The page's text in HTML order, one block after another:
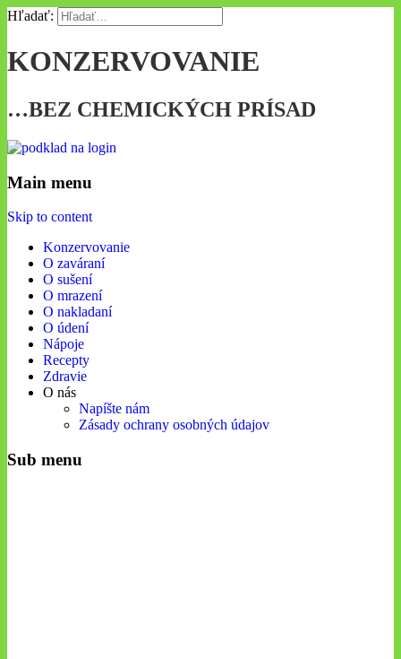
Hľadať:
KONZERVOVANIE
…BEZ CHEMICKÝCH PRÍSAD
Main menu
Skip to content
Konzervovanie
O zaváraní
O sušení
O mrazení
O nakladaní
O údení
Nápoje
Recepty
Zdravie
O nás
Napíšte nám
Zásady ochrany osobných údajov
Sub menu